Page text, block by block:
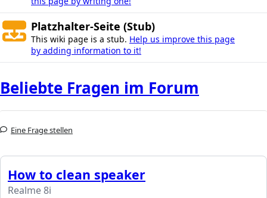
Platzhalter-Seite (Stub)
This wiki page is a stub. Help us improve this page
by adding information to it!
Beliebte Fragen im Forum
Eine Frage stellen
How to clean speaker
Realme 8i